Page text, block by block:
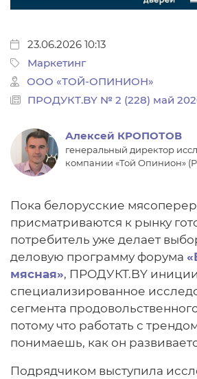
23.06.2026 10:13
Маркетинг
ООО «ТОЙ-ОПИНИОН»
ПРОДУКТ.BY № 2 (228) май
Алексей КРОПОТОВ
генеральный директор
компании «Той Опинион»
Пока белорусские
присматриваются к рынку
потребитель уже делает
деловую программу форума
мясная», ПРОДУКТ.BY
специализированное
сегмента
потому что работать с
понимаешь, как он
Подрядчиком выступила